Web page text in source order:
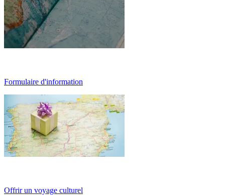
Formulaire d'information
Offrir un voyage culturel